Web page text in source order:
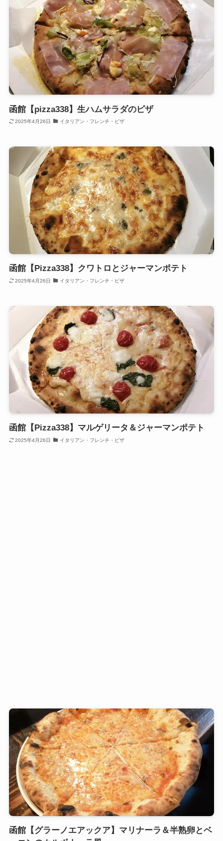
函館【pizza338】生ハムサラダのピザ
2025年4月26日 イタリアン・フレンチ・ピザ
函館【Pizza338】クワトロとジャーマンポテト
2025年4月26日 イタリアン・フレンチ・ピザ
函館【Pizza338】マルゲリータ＆ジャーマンポテト
2025年4月26日 イタリアン・フレンチ・ピザ
函館【グラーノエアックア】マリナーラ＆半熟卵とベ